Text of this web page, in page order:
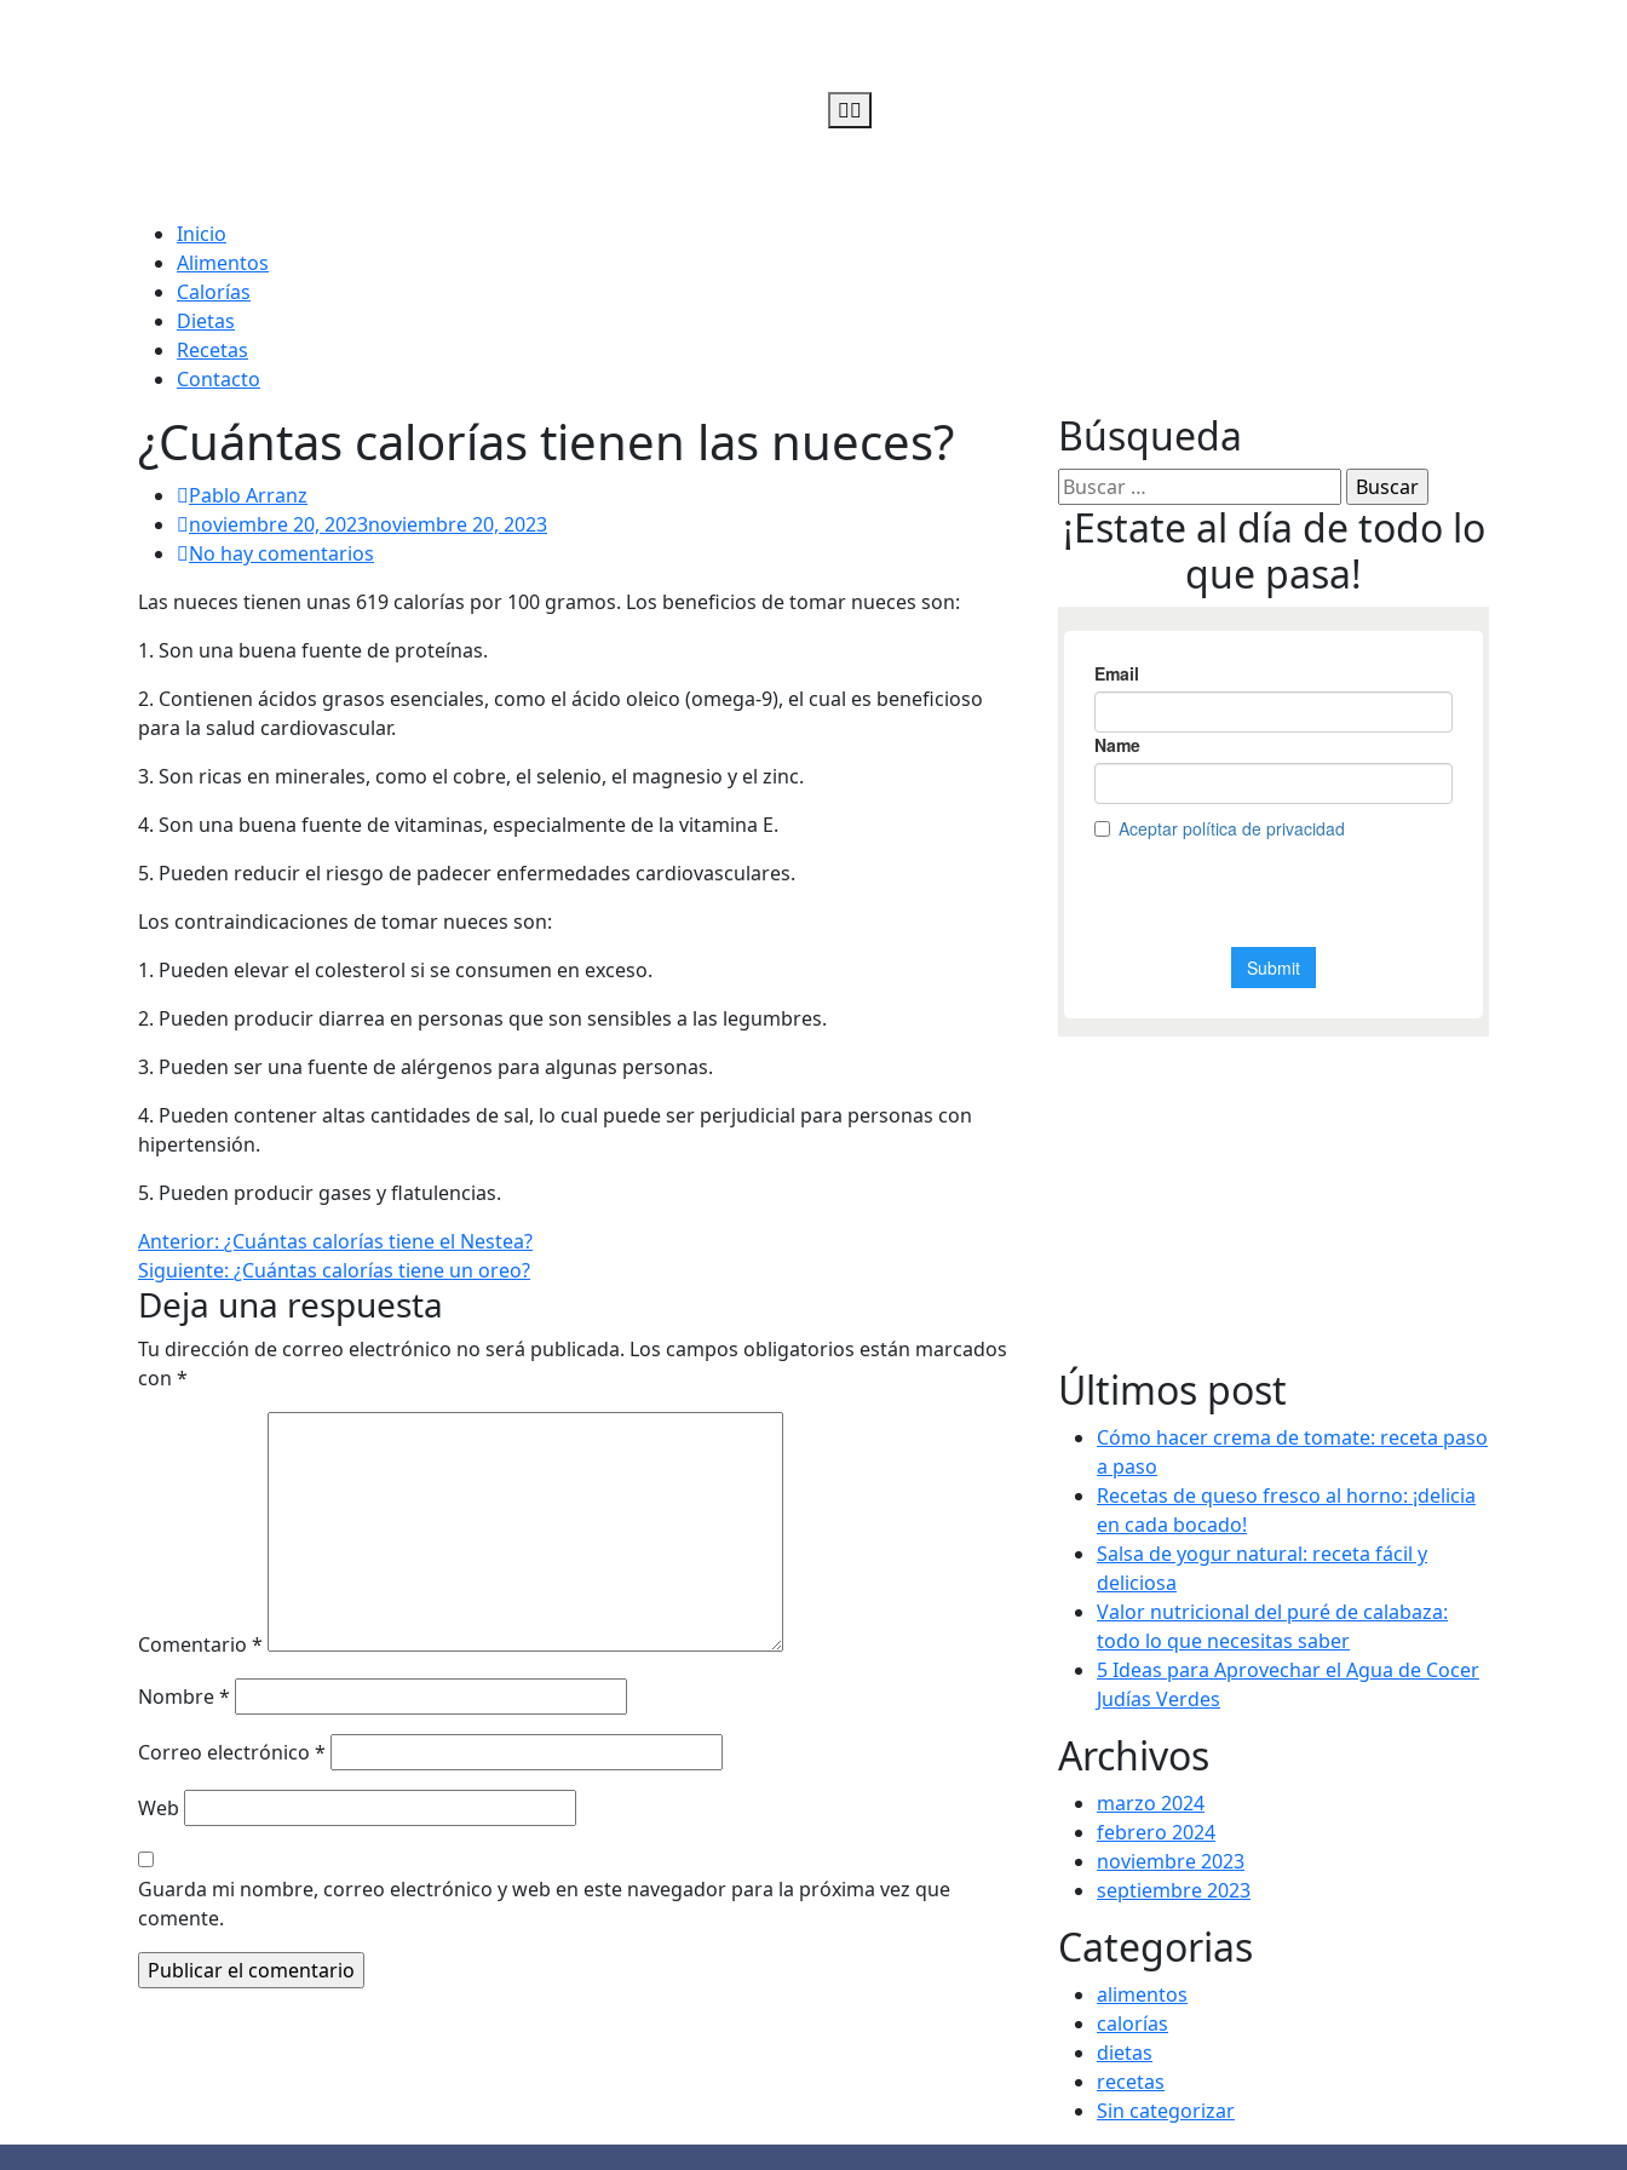
Adelgaza con en tu linea-alimentos saludables
Inicio
Alimentos
Calorías
Dietas
Recetas
Contacto
¿Cuántas calorías tienen las nueces?
Pablo Arranz
noviembre 20, 2023noviembre 20, 2023
No hay comentarios
Las nueces tienen unas 619 calorías por 100 gramos. Los beneficios de tomar nueces son:
1. Son una buena fuente de proteínas.
2. Contienen ácidos grasos esenciales, como el ácido oleico (omega-9), el cual es beneficioso
para la salud cardiovascular.
3. Son ricas en minerales, como el cobre, el selenio, el magnesio y el zinc.
4. Son una buena fuente de vitaminas, especialmente de la vitamina E.
5. Pueden reducir el riesgo de padecer enfermedades cardiovasculares.
Los contraindicaciones de tomar nueces son:
1. Pueden elevar el colesterol si se consumen en exceso.
2. Pueden producir diarrea en personas que son sensibles a las legumbres.
3. Pueden ser una fuente de alérgenos para algunas personas.
4. Pueden contener altas cantidades de sal, lo cual puede ser perjudicial para personas con
hipertensión.
5. Pueden producir gases y flatulencias.
Anterior: ¿Cuántas calorías tiene el Nestea?
Siguiente: ¿Cuántas calorías tiene un oreo?
Deja una respuesta
Tu dirección de correo electrónico no será publicada. Los campos obligatorios están marcados
con *
Comentario *
Nombre*
Correo electrónico *
Web
Guarda mi nombre, correo electrónico y web en este navegador para la próxima vez que
comente.
Búsqueda
¡Estate al día de todo lo
que pasa!
Últimos post
Cómo hacer crema de tomate: receta paso
a paso
Recetas de queso fresco al horno: ¡delicia
en cada bocado!
Salsa de yogur natural: receta fácil y
deliciosa
Valor nutricional del puré de calabaza:
todo lo que necesitas saber
5 Ideas para Aprovechar el Agua de Cocer
Judías Verdes
Archivos
marzo 2024
febrero 2024
noviembre 2023
septiembre 2023
Categorias
alimentos
calorías
dietas
recetas
Sin categorizar